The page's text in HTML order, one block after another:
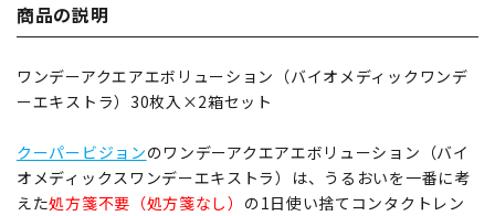
商品の説明
ワンデーアクエアエボリューション（バイオメディックワンデ
ーエキストラ）30枚入×2箱セット
クーパービジョンのワンデーアクエアエボリューション（バイ
オメディックスワンデーエキストラ）は、うるおいを一番に考
えた処方箋不要（処方箋なし） の1日使い捨てコンタクトレン